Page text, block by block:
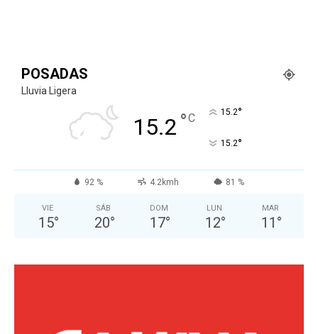
POSADAS
Lluvia Ligera
15.2 °C 15.2°
15.2°
92 % 4.2kmh 81 %
VIE
15°
SÁB
20°
DOM
17°
LUN
12°
MAR
11 °